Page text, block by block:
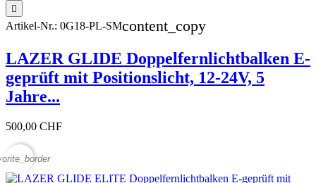

Artikel-Nr.: 0G18-PL-SMcontent_copy
LAZER GLIDE Doppelfernlichtbalken E-
geprüft mit Positionslicht, 12-24V, 5
Jahre...
500,00 CHF